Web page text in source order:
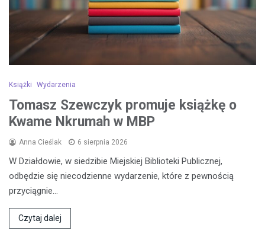
Książki Wydarzenia
Tomasz Szewczyk promuje książkę o
Kwame Nkrumah w MBP
Anna Cieślak 6 sierpnia 2026
W Działdowie, w siedzibie Miejskiej Biblioteki Publicznej,
odbędzie się niecodzienne wydarzenie, które z pewnością
przyciągnie…
Czytaj dalej